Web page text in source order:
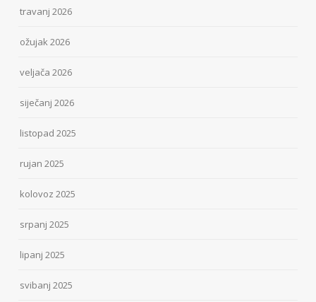
travanj 2026
ožujak 2026
veljača 2026
siječanj 2026
listopad 2025
rujan 2025
kolovoz 2025
srpanj 2025
lipanj 2025
svibanj 2025